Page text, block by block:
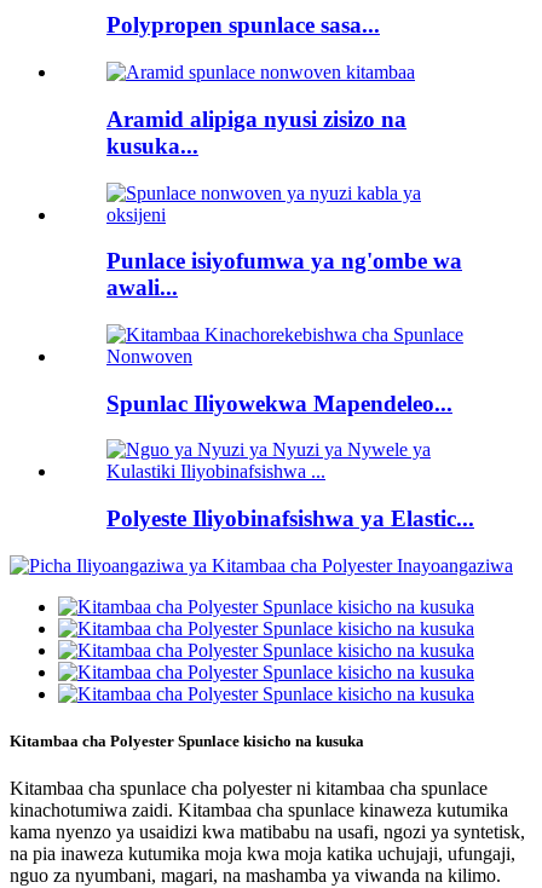
Polypropen spunlace sasa...
Aramid alipiga nyusi zisizo na
kusuka...
Punlace isiyofumwa ya ng'ombe wa
awali...
Spunlac Iliyowekwa Mapendeleo...
Polyeste Iliyobinafsishwa ya Elastic...
Kitambaa cha Polyester Spunlace kisicho na kusuka
Kitambaa cha spunlace cha polyester ni kitambaa cha spunlace
kinachotumiwa zaidi. Kitambaa cha spunlace kinaweza kutumika
kama nyenzo ya usaidizi kwa matibabu na usafi, ngozi ya syntetisk,
na pia inaweza kutumika moja kwa moja katika uchujaji, ufungaji,
nguo za nyumbani, magari, na mashamba ya viwanda na kilimo.